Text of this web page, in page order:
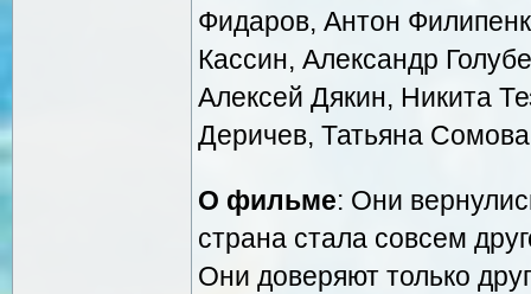
Фидаров, Антон
Кассин, Александр
Алексей Дякин, Никита
Деричев, Татьяна
О фильме: Они
страна стала совсем
Они доверяют только